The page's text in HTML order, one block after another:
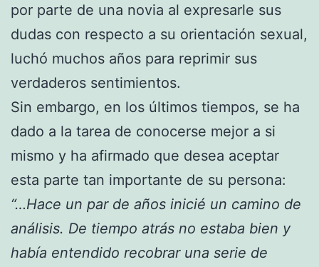
por parte de una novia al expresarle sus
dudas con respecto a su orientación sexual,
luchó muchos años para reprimir sus
verdaderos sentimientos.
Sin embargo, en los últimos tiempos, se ha
dado a la tarea de conocerse mejor a si
mismo y ha afirmado que desea aceptar
esta parte tan importante de su persona:
“…Hace un par de años inicié un camino de
análisis. De tiempo atrás no estaba bien y
había entendido recobrar una serie de